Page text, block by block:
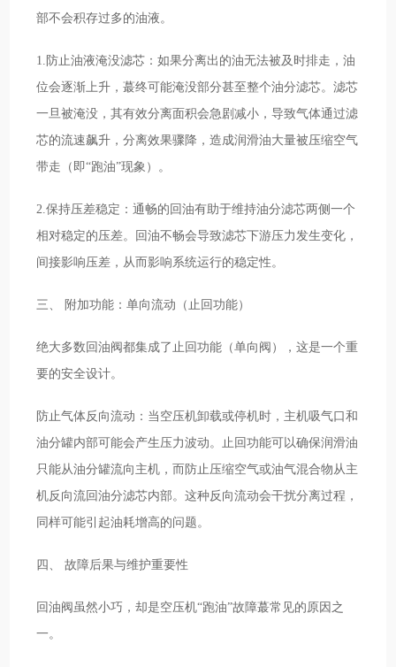
部不会积存过多的油液。
1.防止油液淹没滤芯：如果分离出的油无法被及时排走，油
位会逐渐上升，蕞终可能淹没部分甚至整个油分滤芯。滤芯
一旦被淹没，其有效分离面积会急剧减小，导致气体通过滤
芯的流速飙升，分离效果骤降，造成润滑油大量被压缩空气
带走（即“跑油”现象）。
2.保持压差稳定：通畅的回油有助于维持油分滤芯两侧一个
相对稳定的压差。回油不畅会导致滤芯下游压力发生变化，
间接影响压差，从而影响系统运行的稳定性。
三、 附加功能：单向流动（止回功能）
绝大多数回油阀都集成了止回功能（单向阀），这是一个重
要的安全设计。
防止气体反向流动：当空压机卸载或停机时，主机吸气口和
油分罐内部可能会产生压力波动。止回功能可以确保润滑油
只能从油分罐流向主机，而防止压缩空气或油气混合物从主
机反向流回油分滤芯内部。这种反向流动会干扰分离过程，
同样可能引起油耗增高的问题。
四、 故障后果与维护重要性
回油阀虽然小巧，却是空压机“跑油”故障蕞常见的原因之
一。